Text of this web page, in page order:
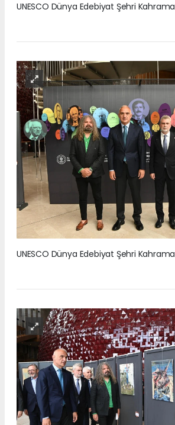
UNESCO Dünya Edebiyat Şehri
UNESCO Dünya Edebiyat Şehri